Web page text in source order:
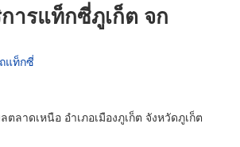
ารแท็กซี่ภูเก็ต จก
แท็กซี่
ลาดเหนือ อำเภอเมืองภูเก็ต จังหวัดภูเก็ต